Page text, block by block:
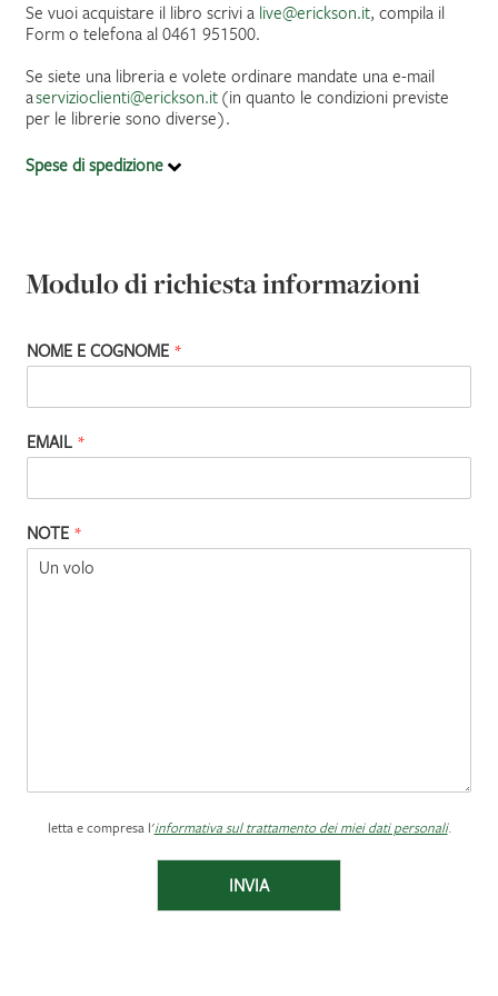
IL MIO PROFILO
Se vuoi acquistare il libro scrivi a live@erickson.it, compila il
Form o telefona al 0461 951500.
Se siete una libreria e volete ordinare mandate una e-mail
aservizioclienti@erickson.it(in quanto le condizioni previste
per le librerie sono diverse).
Spese di spedizione
Modulo di richiesta informazioni
NOME E COGNOME *
EMAIL *
NOTE *
letta e compresa l'informativa sul trattamento dei miei dati personali.
INVIA